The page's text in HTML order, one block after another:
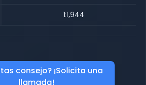
1:1,944
consejo? ¡Solicita una
llamada!